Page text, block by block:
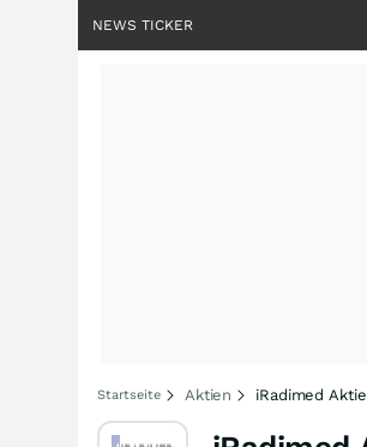
NEWS TICKER
Startseite Aktien iRadimed